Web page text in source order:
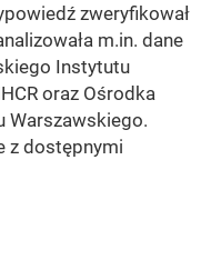
zweryfikował
m.in. dane
Instytutu
oraz Ośrodka
Warszawskiego.
z dostępnymi